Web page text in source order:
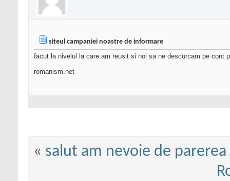
siteul campaniei noastre de informare
facut la nivelul la care am reusit si noi sa ne descurcam pe cont
romanism.net
« salut am nevoie de